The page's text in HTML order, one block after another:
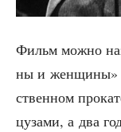
Фильм мож­но
ны и жен­щи­ны»
ствен­ном
цу­за­ми, а два